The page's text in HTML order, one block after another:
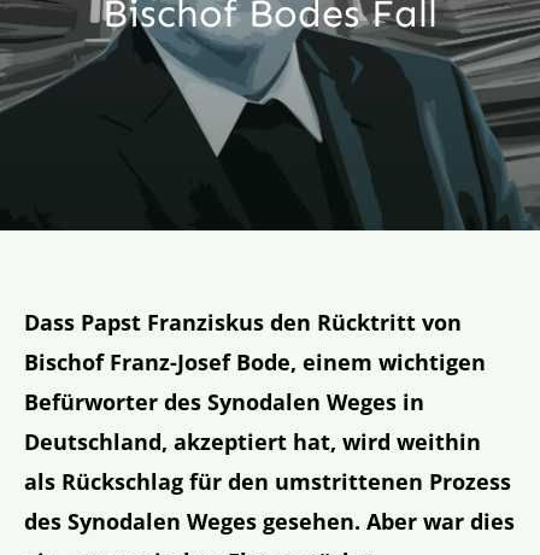
Aktion
Veröffentlichungen
Bischof Bodes Fall
Dass Papst Franziskus den Rücktritt von
Bischof Franz-Josef Bode, einem wichtigen
Befürworter des Synodalen Weges in
Deutschland, akzeptiert hat, wird weithin
als Rückschlag für den umstrittenen Prozess
des Synodalen Weges gesehen. Aber war dies